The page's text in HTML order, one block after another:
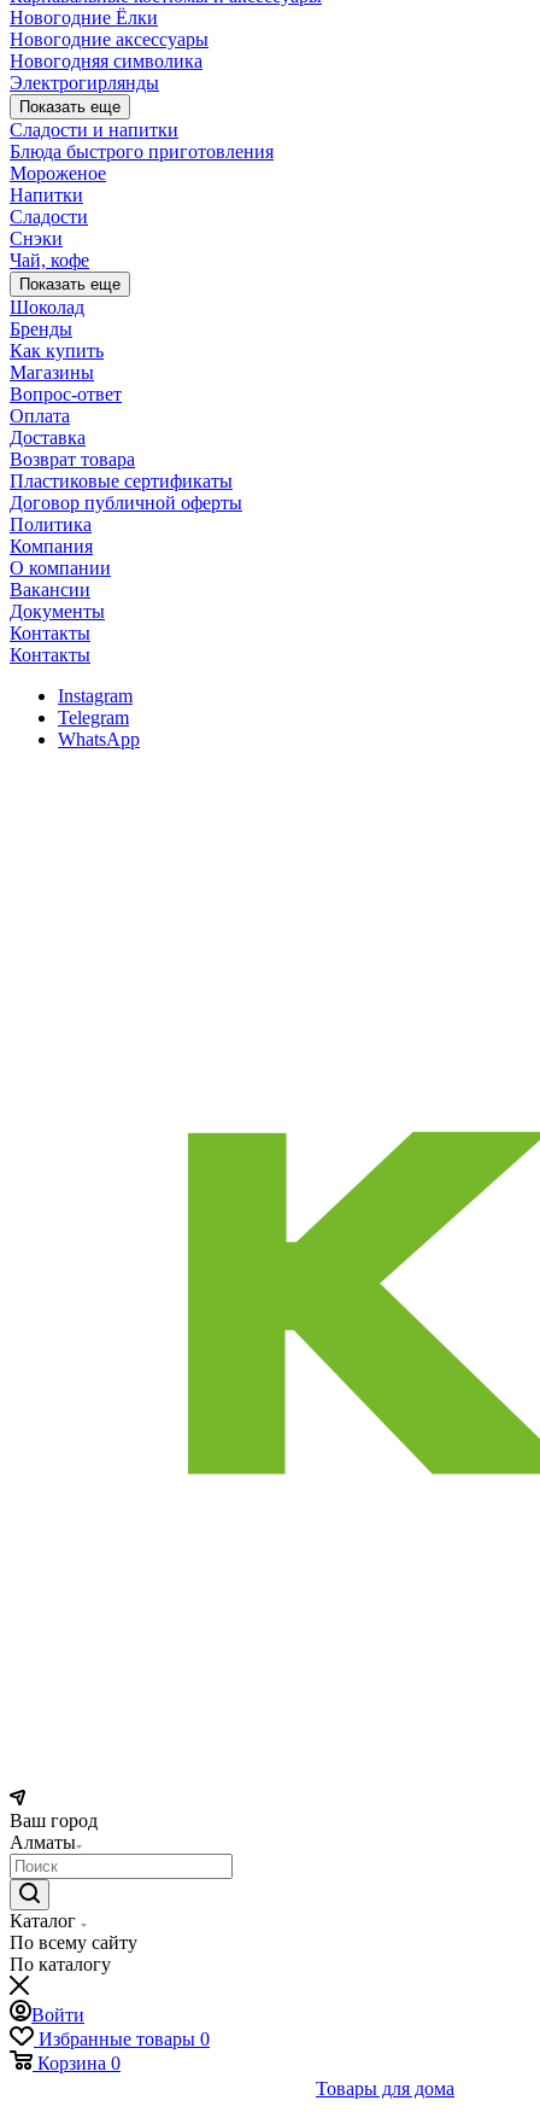
Новогодние Ёлки
Новогодние аксессуары
Новогодняя символика
Электрогирлянды
Показать еще
Сладости и напитки
Блюда быстрого приготовления
Мороженое
Напитки
Сладости
Снэки
Чай, кофе
Показать еще
Шоколад
Бренды
Как купить
Магазины
Вопрос-ответ
Оплата
Доставка
Возврат товара
Пластиковые сертификаты
Договор публичной оферты
Политика
Компания
О компании
Вакансии
Документы
Контакты
Контакты
Instagram
Telegram
WhatsApp
Ваш город
Алматы
Каталог
По всему сайту
По каталогу
Войти
Избранные товары 0
Корзина 0
Товары для дома